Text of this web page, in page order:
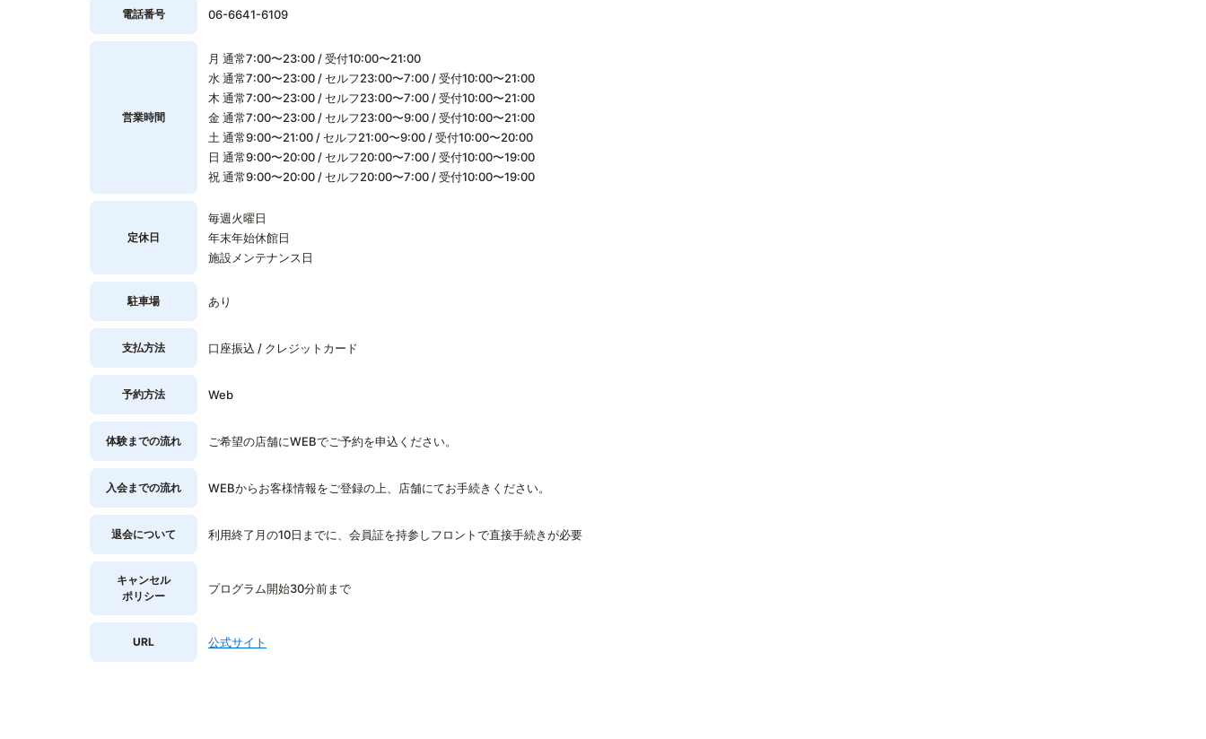
電話番号 06-6641-6109
営業時間
月 通常7:00〜23:00 / 受付10:00〜21:00
水 通常7:00〜23:00 / セルフ23:00〜7:00 / 受付10:00〜21:00
木 通常7:00〜23:00 / セルフ23:00〜7:00 / 受付10:00〜21:00
金 通常7:00〜23:00 / セルフ23:00〜9:00 / 受付10:00〜21:00
土 通常9:00〜21:00 / セルフ21:00〜9:00 / 受付10:00〜20:00
日 通常9:00〜20:00 / セルフ20:00〜7:00 / 受付10:00〜19:00
祝 通常9:00〜20:00 / セルフ20:00〜7:00 / 受付10:00〜19:00
定休日
毎週火曜日
年末年始休館日
施設メンテナンス日
駐車場 あり
支払方法 口座振込 / クレジットカード
予約方法 Web
体験までの流れ ご希望の店舗にWEBでご予約を申込ください。
入会までの流れ WEBからお客様情報をご登録の上、店舗にてお手続きください。
退会について 利用終了月の10日までに、会員証を持参しフロントで直接手続きが必要
キャンセル
ポリシー
プログラム開始30分前まで
URL 公式サイト